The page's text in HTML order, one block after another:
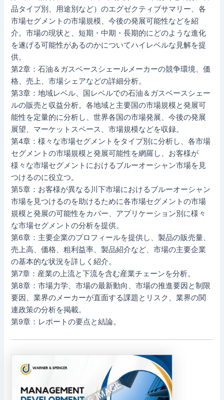
品タイプ別、用途別など）のエグゼクティブサマリー、各
市場セグメントの市場規模、今後の発展可能性などを紹
介。市場の現状と、短期・中期・長期的にどのような進化
を遂げる可能性があるのかについてハイレベルな見解を提
供。
第2章：石油＆ガスベースシェールメーカーの競争環境、価
格、売上、市場シェアなどの詳細分析。
第3章：地域レベル、国レベルでの石油＆ガスベースシェー
ルの販売と収益分析。各地域と主要国の市場規模と発展可
能性を定量的に分析し、世界各国の市場発展、今後の発展
展望、マーケットスペース、市場規模などを収録。
第4章：様々な市場セグメントをタイプ別に分析し、各市場
セグメントの市場規模と発展可能性を網羅し、お客様が
様々な市場セグメントにおけるブルーオーシャン市場を見
つけるのに役立つ。
第5章：お客様が異なる川下市場におけるブルーオーシャン
市場を見つけるのを助けるために各市場セグメントの市場
規模と発展の可能性をカバー、アプリケーション別に様々
な市場セグメントの分析を提供。
第6章：主要企業のプロフィールを提供し、製品の販売量、
売上高、価格、粗利益率、製品紹介など、市場の主要企業
の基本的な状況を詳しく紹介。
第7章：産業の上流と下流を含む産業チェーンを分析。
第8章：市場力学、市場の最新動向、市場の推進要因と制限
要因、業界のメーカーが直面する課題とリスク、業界の関
連政策の分析を掲載。
第9章：レポートの要点と結論。